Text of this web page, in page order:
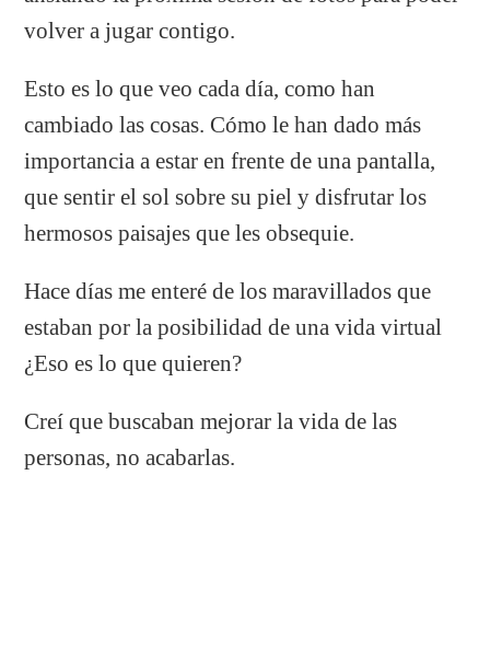
volver a jugar contigo.
Esto es lo que veo cada día, como han
cambiado las cosas. Cómo le han dado más
importancia a estar en frente de una pantalla,
que sentir el sol sobre su piel y disfrutar los
hermosos paisajes que les obsequie.
Hace días me enteré de los maravillados que
estaban por la posibilidad de una vida virtual
¿Eso es lo que quieren?
Creí que buscaban mejorar la vida de las
personas, no acabarlas.